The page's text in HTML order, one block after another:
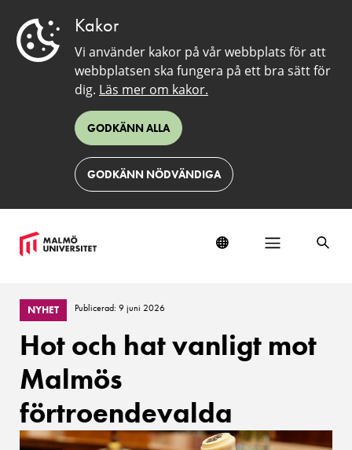
Kakor
Vi använder kakor på vår webbplats för att
webbplatsen ska fungera på ett bra sätt för
dig. Läs mer om kakor.
GODKÄNN ALLA
GODKÄNN NÖDVÄNDIGA
NYHET Publicerad: 9 juni 2026
Hot och hat vanligt mot
Malmös
förtroendevalda